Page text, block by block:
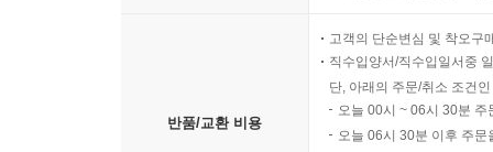
반품/교환 비용
고객의 단순변심 및 착오구
직수입양서/직수입일서중
단, 아래의 주문/취소 조건
오늘 00시 ~ 06시 30분
오늘 06시 30분 이후 주